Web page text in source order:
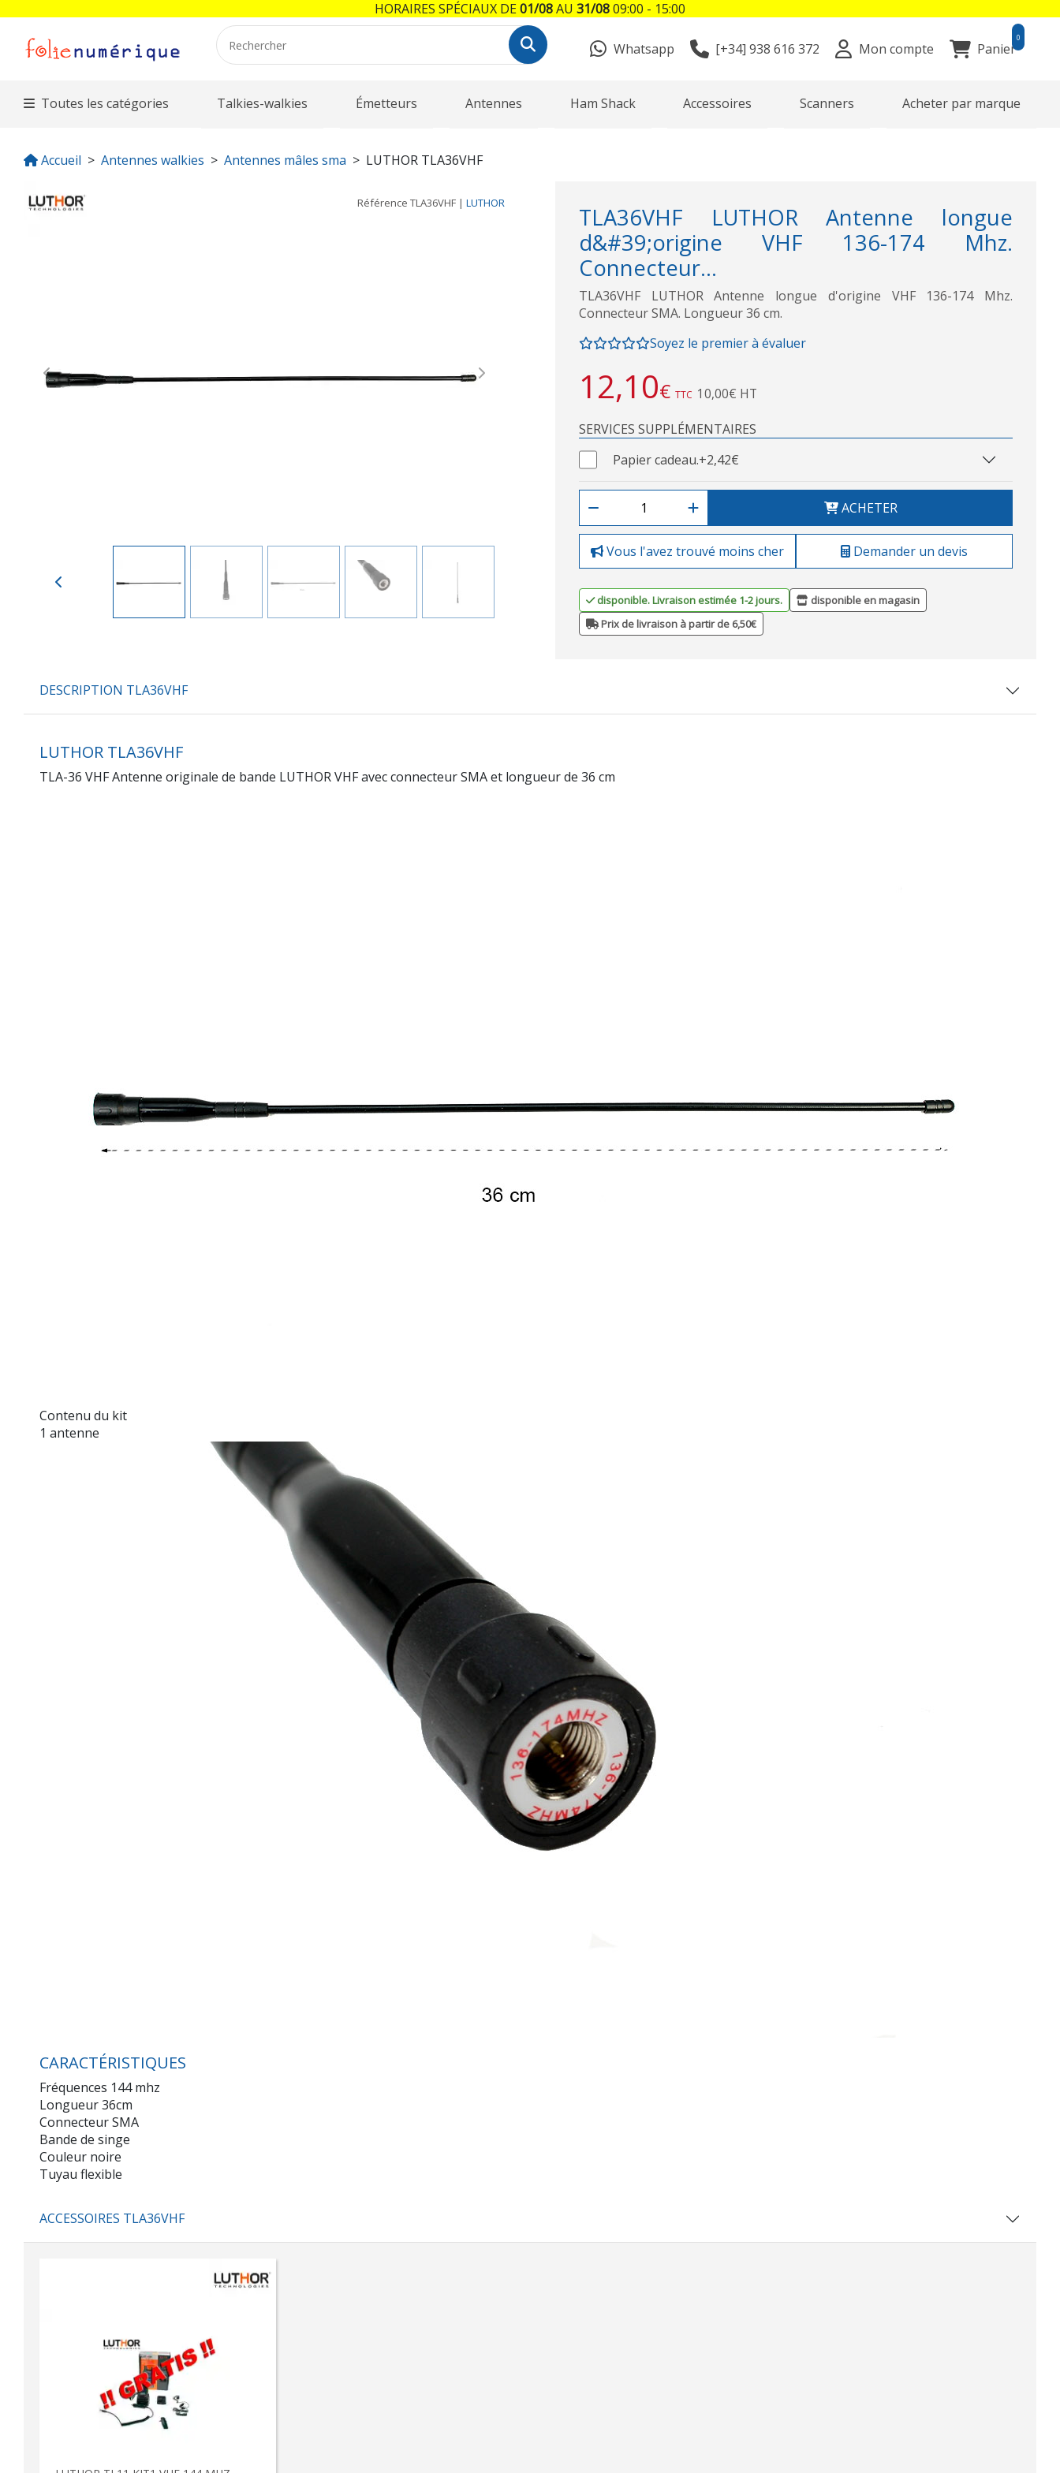
Whatsapp [+34] 938 616 372 Mon compte Panier
0
Toutes les catégories Talkies-walkies Émetteurs Antennes Ham Shack Accessoires Scanners Acheter par marque
Accueil Antennes walkies Antennes mâles sma LUTHOR TLA36VHF
Référence TLA36VHF | LUTHOR
Previous Next
TLA36VHF LUTHOR Antenne longue
d&#39;origine VHF 136-174 Mhz.
Connecteur...
TLA36VHF LUTHOR Antenne longue d'origine VHF 136-174 Mhz.
Connecteur SMA. Longueur 36 cm.
Soyez le premier à évaluer
12,10€ TTC 10,00€ HT
SERVICES SUPPLÉMENTAIRES
Papier cadeau.+2,42€
ACHETER
Vous l'avez trouvé moins cher Demander un devis
disponible. Livraison estimée 1-2 jours.
disponible en magasin
Prix de livraison à partir de 6,50€
DESCRIPTION TLA36VHF
LUTHOR TLA36VHF
TLA-36 VHF Antenne originale de bande LUTHOR VHF avec connecteur SMA et longueur de 36 cm
Contenu du kit
1 antenne
CARACTÉRISTIQUES
Fréquences 144 mhz
Longueur 36cm
Connecteur SMA
Bande de singe
Couleur noire
Tuyau flexible
ACCESSOIRES TLA36VHF
HORAIRES SPÉCIAUX DE01/08AU 31/0809:00 - 15:00